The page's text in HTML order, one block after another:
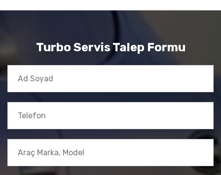
Turbo Servis Talep Formu